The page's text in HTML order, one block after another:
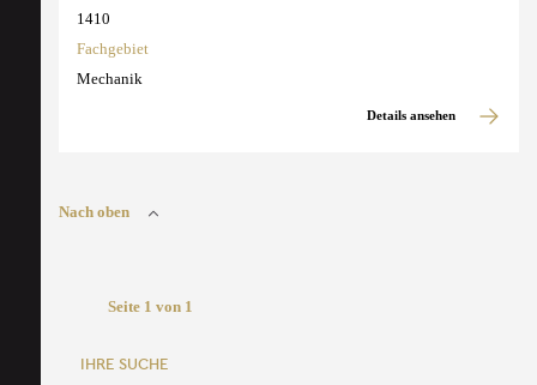
1410
Fachgebiet
Mechanik
Details ansehen
Nach oben
Seite 1 von 1
IHRE SUCHE